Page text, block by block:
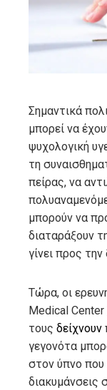
Σημαντικά
μπορεί να
ψυχολογική
τη
πείρας, να
μπορούν να
διαταράξουν
γίνει προς
Τώρα, οι
Medical Center
τους δείχνουν
γεγονότα
στον ύπνο που
διακυμάνσεις